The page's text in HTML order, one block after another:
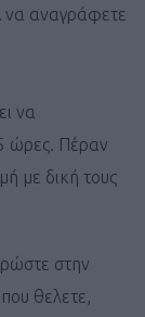
να αναγράφετε
να
ώρες. Πέραν
με δική τους
στην
θελετε,